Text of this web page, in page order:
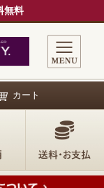
無料
カート